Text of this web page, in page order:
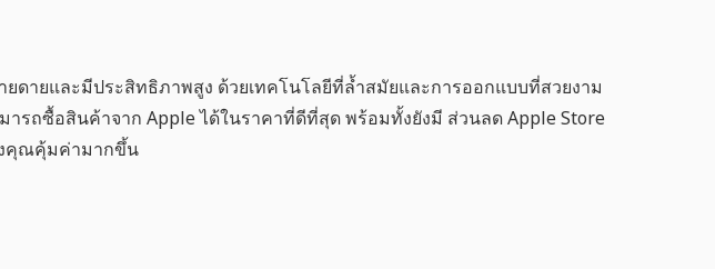
ดายและมีประสิทธิภาพสูง ด้วยเทคโนโลยีที่ล้ำสมัยและการออกแบบที่สวยงาม
รถซื้อสินค้าจาก Apple ได้ในราคาที่ดีที่สุด พร้อมทั้งยังมี ส่วนลด Apple Store
คุณคุ้มค่ามากขึ้น